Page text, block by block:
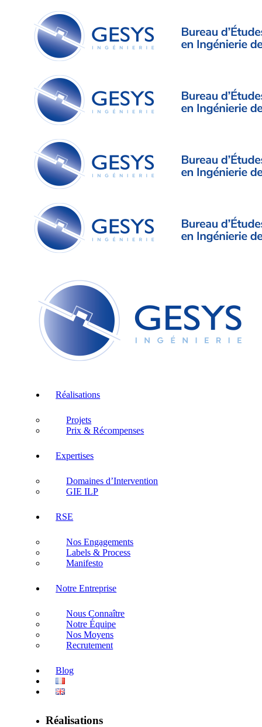
Réalisations
Projets
Prix & Récompenses
Expertises
Domaines d’Intervention
GIE ILP
RSE
Nos Engagements
Labels & Process
Manifesto
Notre Entreprise
Nous Connaître
Notre Équipe
Nos Moyens
Recrutement
Blog
Réalisations